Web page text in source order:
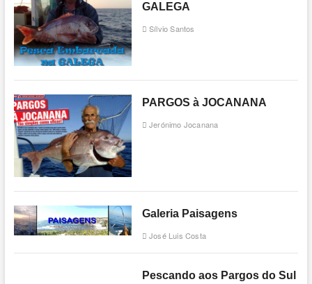
GALEGA
Sílvio Santos
PARGOS à JOCANANA
Jerónimo Jocanana
Galeria Paisagens
José Luis Costa
Pescando aos Pargos do Sul